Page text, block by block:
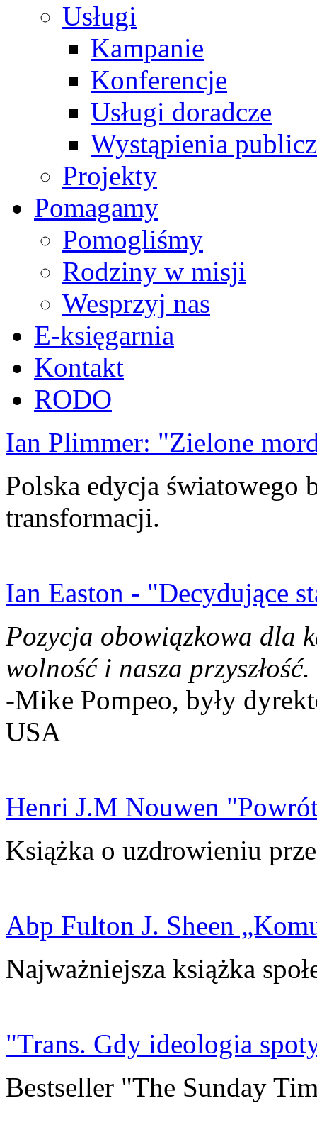
Usługi
Kampanie
Konferencje
Usługi doradcze
Wystąpienia
Projekty
Pomagamy
Pomogliśmy
Rodziny w misji
Wesprzyj nas
E-księgarnia
Kontakt
RODO
Ian Plimmer: "Zielone
Polska edycja światowego
transformacji.
Ian Easton - "Decydujące
Pozycja obowiązkowa dla
wolność i nasza przyszłość.
-Mike Pompeo, były
USA
Henri J.M Nouwen
Książka o uzdrowieniu
Abp Fulton J. Sheen
Najważniejsza książka
"Trans. Gdy ideologia
Bestseller "The Sunday